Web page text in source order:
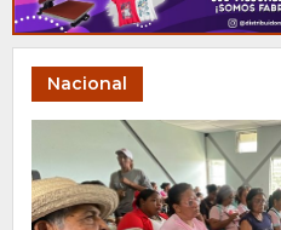
Nacional